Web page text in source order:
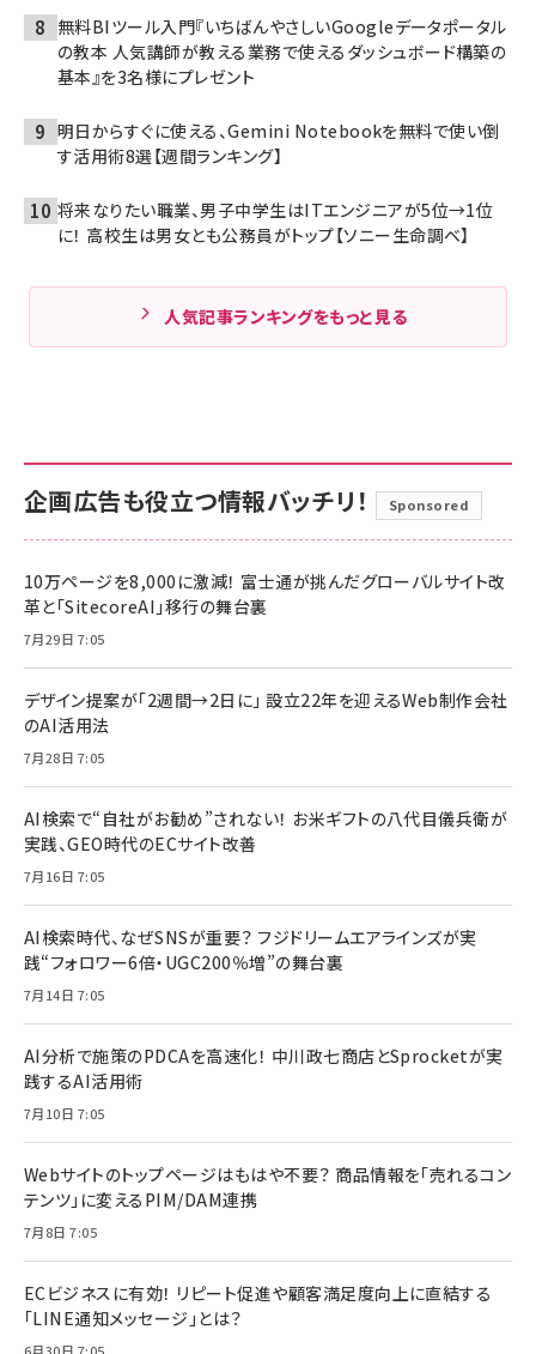
無料BIツール入門『いちばんやさしいGoogleデータポータル
の教本 人気講師が教える業務で使えるダッシュボード構築の
基本』を3名様にプレゼント
明日からすぐに使える、Gemini Notebookを無料で使い倒
す活用術8選【週間ランキング】
将来なりたい職業、男子中学生はITエンジニアが5位→1位
に！ 高校生は男女とも公務員がトップ【ソニー生命調べ】
人気記事ランキングをもっと見る
企画広告も役立つ情報バッチリ！ Sponsored
10万ページを8,000に激減！ 富士通が挑んだグローバルサイト改
革と「SitecoreAI」移行の舞台裏
7月29日 7:05
デザイン提案が「2週間→2日に」 設立22年を迎えるWeb制作会社
のAI活用法
7月28日 7:05
AI検索で“自社がお勧め”されない！ お米ギフトの八代目儀兵衛が
実践、GEO時代のECサイト改善
7月16日 7:05
AI検索時代、なぜSNSが重要？ フジドリームエアラインズが実
践“フォロワー6倍・UGC200％増”の舞台裏
7月14日 7:05
AI分析で施策のPDCAを高速化！ 中川政七商店とSprocketが実
践するAI活用術
7月10日 7:05
Webサイトのトップページはもはや不要？ 商品情報を「売れるコン
テンツ」に変えるPIM/DAM連携
7月8日 7:05
ECビジネスに有効！ リピート促進や顧客満足度向上に直結する
「LINE通知メッセージ」とは？
6月30日 7:05